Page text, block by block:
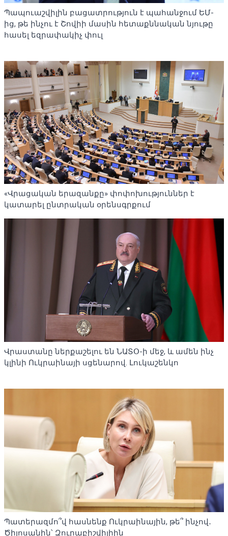
Պապուաշվիլին բացատրություն է պահանջում ԵՄ-
ից, թե ինչու է Շովիի մասին հետաքննական նյութը
հասել եզրափակիչ փուլ
«Վրացական երազանքը» փոփոխություններ է
կատարել ընտրական օրենսգրքում
Վրաստանը ներքաշելու են ՆԱՏՕ-ի մեջ, և ամեն ինչ
կլինի Ուկրաինայի սցենարով. Լուկաշենկո
Պատերազմո՞վ հասնենք Ուկրաինային, թե՞ ինչով․
Ծիլոսանին՝ Զուրաբիշվիլիին